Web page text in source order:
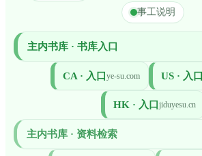
事工说明
主内书库 · 书库入口
CA · 入口 ye-su.com US · 入口
HK · 入口 jiduyesu.cn
主内书库 · 资料检索